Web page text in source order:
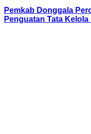
Pemkab Donggala
Penguatan Tata Kelola